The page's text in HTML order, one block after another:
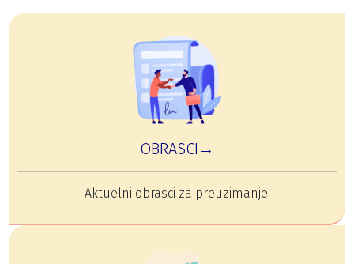
OBRASCI→
Aktuelni obrasci za preuzimanje.